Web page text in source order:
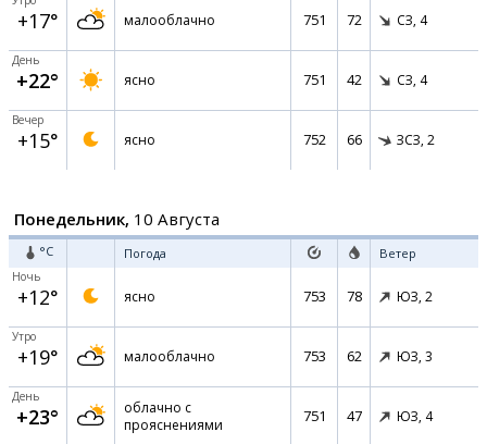
+17° малооблачно 751 72 СЗ, 4
День
+22° ясно 751 42 СЗ, 4
Вечер
+15° ясно 752 66 ЗСЗ, 2
Понедельник, 10 Августа
°C Погода Ветер
Ночь
+12° ясно 753 78 ЮЗ, 2
Утро
+19° малооблачно 753 62 ЮЗ, 3
День
+23°
облачно с
прояснениями
751 47 ЮЗ, 4